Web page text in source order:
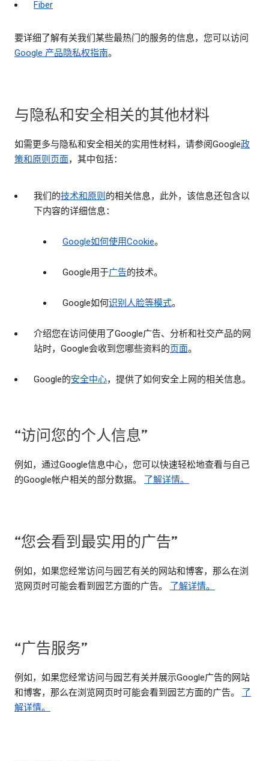
Fiber
要详细了解有关我们某些最热门的服务的信息，您可以访问
Google 产品隐私权指南。
与隐私和安全相关的其他材料
如需更多与隐私和安全相关的实用性材料，请参阅Google政
策和原则页面，其中包括：
我们的技术和原则 的相关信息，此外，该信息还包含以
下内容的详细信息：
Google如何使用Cookie。
Google用于广告的技术。
Google如何识别人脸等模式。
介绍您在访问使用了Google广告、分析和社交产品的网
站时，Google会收到您哪些资料的页面。
Google的安全中心，提供了如何安全上网的相关信息。
“访问您的个人信息”
例如，通过Google信息中心，您可以快速轻松地查看与自己
的Google帐户相关的部分数据。 了解详情。
“您会看到最实用的广告”
例如，如果您经常访问与园艺有关的网站和博客，那么在浏
览网页时可能会看到园艺方面的广告。 了解详情。
“广告服务”
例如，如果您经常访问与园艺有关并展示Google广告的网站
和博客，那么在浏览网页时可能会看到园艺方面的广告。 了
解详情。